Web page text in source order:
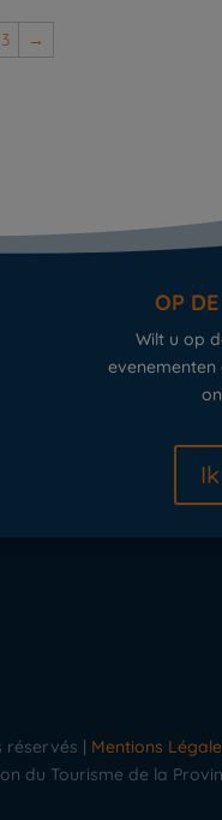
3 →
OP
Wilt u op
evenementen
réservés | Mentions
du Tourisme de la